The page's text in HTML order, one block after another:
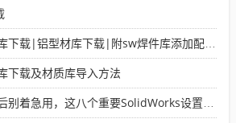
|铝型材库下载|附sw焊件库添加配置使用教程
下载及材质库导入方法
用，这八个重要SolidWorks设置可以提高你的画图效率